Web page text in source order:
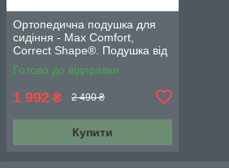
Ортопедична подушка для
сидіння - Max Comfort,
Correct Shape®. Подушка від
геморою, простатиту,
подагри
Готово до відправки
1 992 ₴ 2 490 ₴
Купити